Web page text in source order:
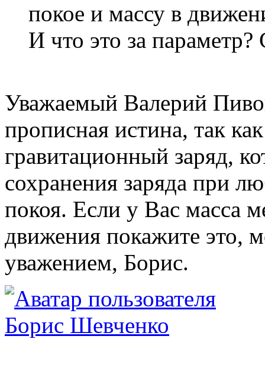
покое и массу в
И что это за
Уважаемый Валерий
прописная истина, так
гравитационный заряд,
сохранения заряда при
покоя. Если у Вас масса
движения покажите это,
уважением, Борис.
Борис Шевченко